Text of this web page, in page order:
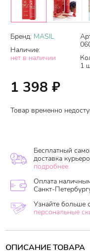
Бренд: MASIL
Наличие:
нет в наличии
1
1 398 ₽
Товар временно
Бесплатный
доставка
подробнее.
Оплата
Санкт-
Узнайте больше
персональные
ОПИСАНИЕ ТОВАРА